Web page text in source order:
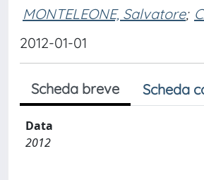
MONTELEONE, Salvatore;
2012-01-01
Scheda breve Scheda
Data
2012